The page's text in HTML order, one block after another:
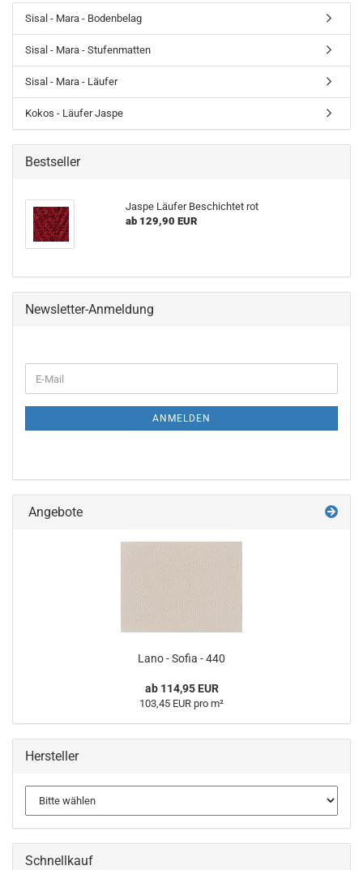
Sisal - Mara - Bodenbelag
Sisal - Mara - Stufenmatten
Sisal - Mara - Läufer
Kokos - Läufer Jaspe
Bestseller
Jaspe Läufer Beschichtet rot
ab 129,90 EUR
Newsletter-Anmeldung
ANMELDEN
Angebote
Lano - Sofia - 440
ab 114,95 EUR
103,45 EUR pro m²
Hersteller
Schnellkauf